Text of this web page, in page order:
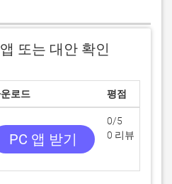
또는 대안 확인
로드 평점
PC 앱 받기
0/5
0 리뷰